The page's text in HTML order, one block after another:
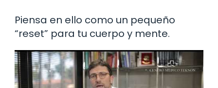
Piensa en ello como un pequeño
“reset” para tu cuerpo y mente.